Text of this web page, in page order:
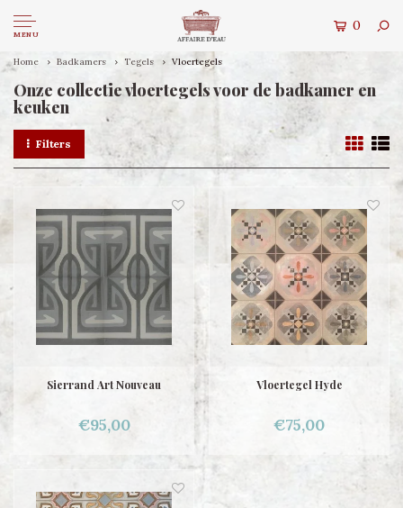
MENU
0
Home Badkamers Tegels Vloertegels
Onze collectie vloertegels voor de badkamer en
keuken
Filters
Sierrand Art Nouveau
€95,00
Vloertegel Hyde
€75,00